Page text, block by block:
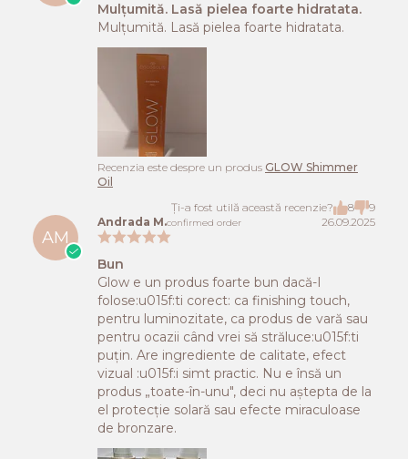
Mulțumită. Lasă pielea foarte hidratata.
Mulțumită. Lasă pielea foarte hidratata.
Recenzia este despre un produs GLOW Shimmer
Oil
Ți-a fost utilă această recenzie?
8 9
AM
Andrada M.confirmed order 26.09.2025
Bun
Glow e un produs foarte bun dacă-I
folose:u015f:ti corect: ca finishing touch,
pentru luminozitate, ca produs de vară sau
pentru ocazii când vrei să străluce:u015f:ti
puțin. Are ingrediente de calitate, efect
vizual :u015f:i simt practic. Nu e însă un
produs „toate-în-unu", deci nu aștepta de la
el protecție solară sau efecte miraculoase
de bronzare.